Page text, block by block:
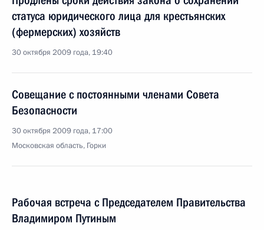
статуса юридического лица для крестьянских
(фермерских) хозяйств
30 октября 2009 года, 19:40
Совещание с постоянными членами Совета
Безопасности
30 октября 2009 года, 17:00
Московская область, Горки
Рабочая встреча с Председателем Правительства
Владимиром Путиным